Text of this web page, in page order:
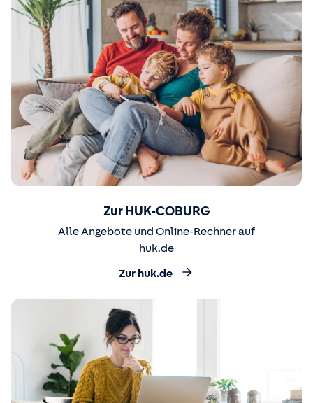
Zur HUK-COBURG
Alle Angebote und Online-Rechner auf
huk.de
Zur huk.de